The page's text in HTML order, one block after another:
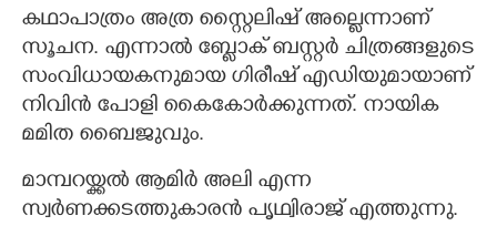
കഥാപാത്രം അത്ര സ്റ്റൈലിഷ് അല്ലെന്നാണ്
സൂചന. എന്നാൽ ബ്ളോക് ബസ്റ്റർ ചിത്രങ്ങളുടെ
സംവിധായകനുമായ ഗിരീഷ് എഡിയുമായാണ്
നിവിൻ പോളി കൈകോർക്കുന്നത്. നായിക
മമിത ബൈജുവും.
മാമ്പറയ്ക്കൽ ആമിർ അലി എന്ന
സ്വർണക്കടത്തുകാരൻ പൃഥ്വിരാജ് എത്തുന്നു.